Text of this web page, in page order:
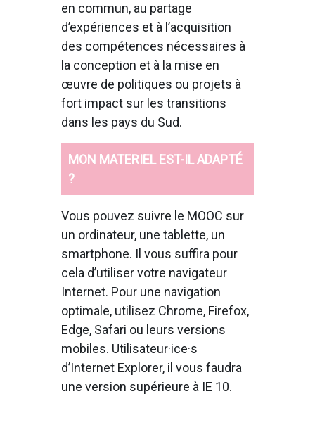
en commun, au partage
d’expériences et à l’acquisition
des compétences nécessaires à
la conception et à la mise en
œuvre de politiques ou projets à
fort impact sur les transitions
dans les pays du Sud.
MON MATERIEL EST-IL ADAPTÉ
?
Vous pouvez suivre le MOOC sur
un ordinateur, une tablette, un
smartphone. Il vous suffira pour
cela d’utiliser votre navigateur
Internet. Pour une navigation
optimale, utilisez Chrome, Firefox,
Edge, Safari ou leurs versions
mobiles. Utilisateur·ice·s
d’Internet Explorer, il vous faudra
une version supérieure à IE 10.